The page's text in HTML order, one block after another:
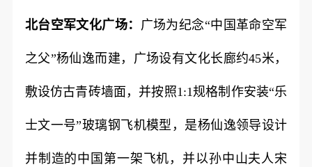
北台空军文化广场： 广场为纪念“中国革命空军
之父”杨仙逸而建，广场设有文化长廊约45米，
敷设仿古青砖墙面，并按照1:1规格制作安装“乐
士文一号”玻璃钢飞机模型，是杨仙逸领导设计
并制造的中国第一架飞机，并以孙中山夫人宋